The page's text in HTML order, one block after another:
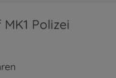
Polizei